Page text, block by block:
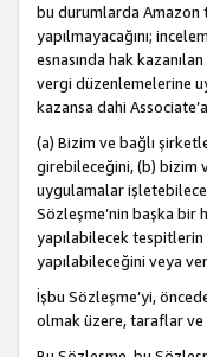
bu durumlarda Amazon
yapılmayacağını;
esnasında hak
vergi düzenlemelerine
kazansa dahi
(a) Bizim ve bağlı
girebileceğini, (b) bizim
uygulamalar
Sözleşme’nin başka bir
yapılabilecek tespitlerin
yapılabileceğini veya
İşbu Sözleşme’yi,
olmak üzere, taraflar ve